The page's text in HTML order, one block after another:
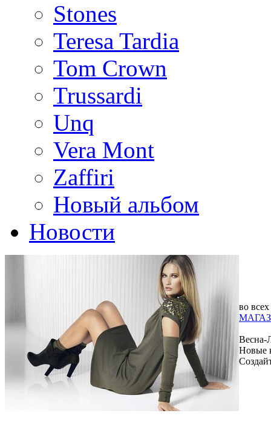
Stones
Teresa Tardia
Tom Crown
Trussardi
Unq
Vera Mont
Zaffiri
Новый альбом
Новости
во всех
Весна-
Новые